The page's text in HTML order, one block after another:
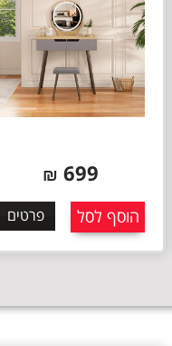
699
₪
הוסף לסל פרטים